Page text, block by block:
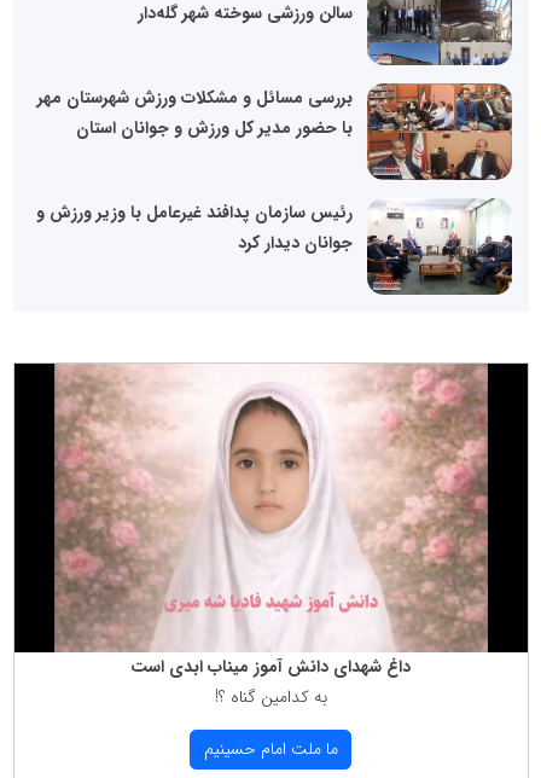
سالن ورزشی سوخته شهر گله‌دار
بررسی مسائل و مشکلات ورزش شهرستان مهر
با حضور مدیر کل ورزش و جوانان استان
رئیس سازمان پدافند غیرعامل با وزیر ورزش و
جوانان دیدار کرد
داغ شهدای دانش آموز میناب ابدی است
به كدامین گناه ؟!
ما ملت امام حسینیم